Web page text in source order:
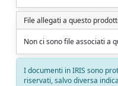
File allegati a questo
Non ci sono file associati a
I documenti in IRIS sono
riservati, salvo diversa